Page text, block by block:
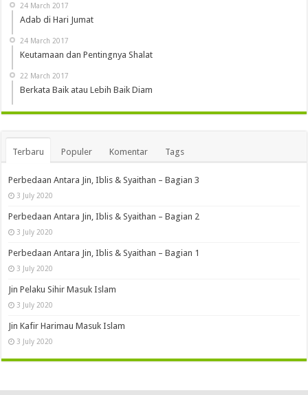
24 March 2017
Adab di Hari Jumat
24 March 2017
Keutamaan dan Pentingnya Shalat
22 March 2017
Berkata Baik atau Lebih Baik Diam
Terbaru Populer Komentar Tags
Perbedaan Antara Jin, Iblis & Syaithan – Bagian 3
3 July 2020
Perbedaan Antara Jin, Iblis & Syaithan – Bagian 2
3 July 2020
Perbedaan Antara Jin, Iblis & Syaithan – Bagian 1
3 July 2020
Jin Pelaku Sihir Masuk Islam
3 July 2020
Jin Kafir Harimau Masuk Islam
3 July 2020